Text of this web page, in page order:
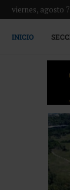
viernes, agosto
INICIO